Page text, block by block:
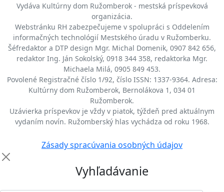
Vydáva Kultúrny dom Ružomberok - mestská príspevková
organizácia.
Webstránku RH zabezpečujeme v spolupráci s Oddelením
informačných technológií Mestského úradu v Ružomberku.
Šéfredaktor a DTP design Mgr. Michal Domenik, 0907 842 656,
redaktor Ing. Ján Sokolský, 0918 344 358, redaktorka Mgr.
Michaela Milá, 0905 849 453.
Povolené Registračné číslo 1/92, číslo ISSN: 1337-9364. Adresa:
Kultúrny dom Ružomberok, Bernolákova 1, 034 01
Ružomberok.
Uzávierka príspevkov je vždy v piatok, týždeň pred aktuálnym
vydaním novín. Ružomberský hlas vychádza od roku 1968.
Zásady spracúvania osobných údajov
Vyhľadávanie